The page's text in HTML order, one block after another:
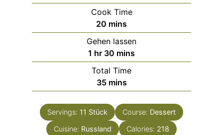
i
n
u
t
e
s
Cook Time
20 m
i
n
u
t
e
s
mins
Gehen lassen
1 h
o
u
hr 30 m
i
n
u
e
s
mins
Total Time
35m
i
n
u
t
mins
Servings: 11 Stück Course: Dessert
Cuisine: Russland Calories: 218